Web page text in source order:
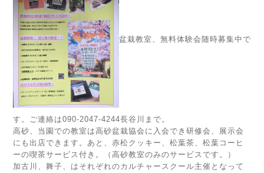
盆栽教室、無料体験会随時募集中で
す。ご連絡は090-2047-4244長谷川まで。
高砂、当園での教室は高砂盆栽協会に入会でき研修会、展示会
にも出店できます。あと、赤松クッキー、松葉茶、松葉コーヒ
ーの喫茶サービス付き。（高砂教室のみのサービスです。）
加古川、舞子、はそれぞれのカルチャースクール主催となって